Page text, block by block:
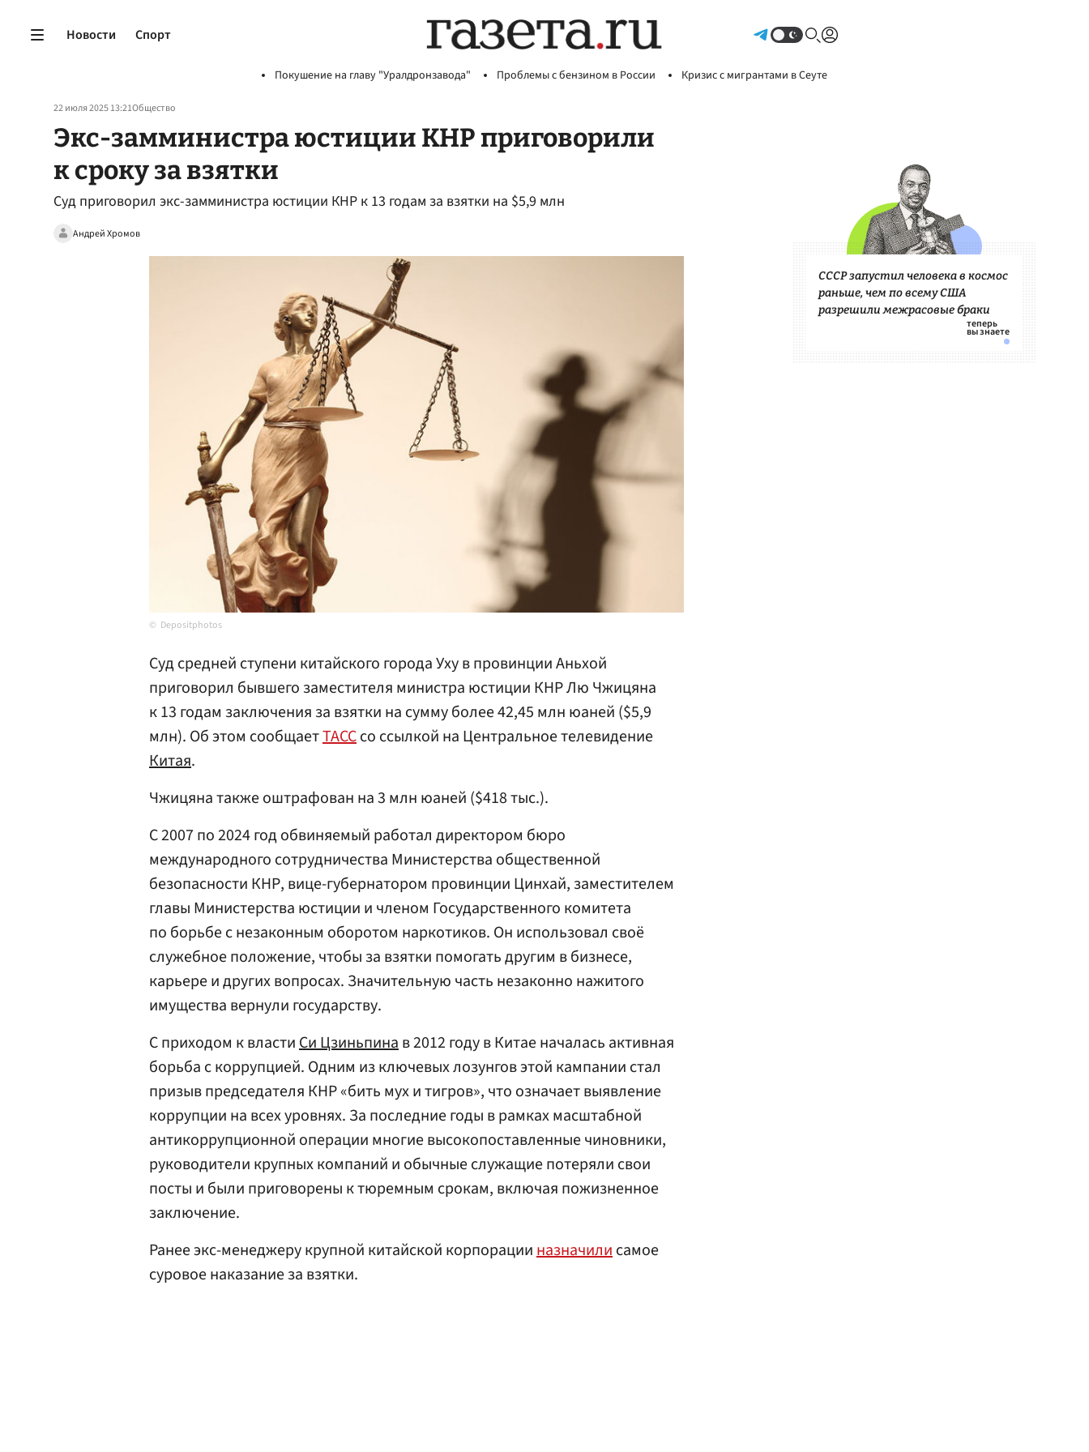
Новости Спорт
Покушение на главу "Уралдронзавода" Проблемы с бензином в России Кризис с мигрантами в Сеуте
22 июля 2025 13:21Общество
Экс-замминистра юстиции КНР приговорили
к сроку за взятки
Суд приговорил экс-замминистра юстиции КНР к 13 годам за взятки на $5,9 млн
Андрей Хромов
Depositphotos
Суд средней ступени китайского города Уху в провинции Аньхой
приговорил бывшего заместителя министра юстиции КНР Лю Чжицяна
к 13 годам заключения за взятки на сумму более 42,45 млн юаней ($5,9
млн). Об этом сообщаетТАССсо ссылкой на Центральное телевидение
Китая.
Чжицяна также оштрафован на 3 млн юаней ($418 тыс.).
С 2007 по 2024 год обвиняемый работал директором бюро
международного сотрудничества Министерства общественной
безопасности КНР, вице-губернатором провинции Цинхай, заместителем
главы Министерства юстиции и членом Государственного комитета
по борьбе с незаконным оборотом наркотиков. Он использовал своё
служебное положение, чтобы за взятки помогать другим в бизнесе,
карьере и других вопросах. Значительную часть незаконно нажитого
имущества вернули государству.
С приходом к властиСи Цзиньпинав 2012 году в Китае началась активная
борьба с коррупцией. Одним из ключевых лозунгов этой кампании стал
призыв председателя КНР «бить мух и тигров», что означает выявление
коррупции на всех уровнях. За последние годы в рамках масштабной
антикоррупционной операции многие высокопоставленные чиновники,
руководители крупных компаний и обычные служащие потеряли свои
посты и были приговорены к тюремным срокам, включая пожизненное
заключение.
Ранее экс-менеджеру крупной китайской корпорацииназначилисамое
суровое наказание за взятки.
СССР запустил человека в космос
раньше, чем по всему США
разрешили межрасовые браки